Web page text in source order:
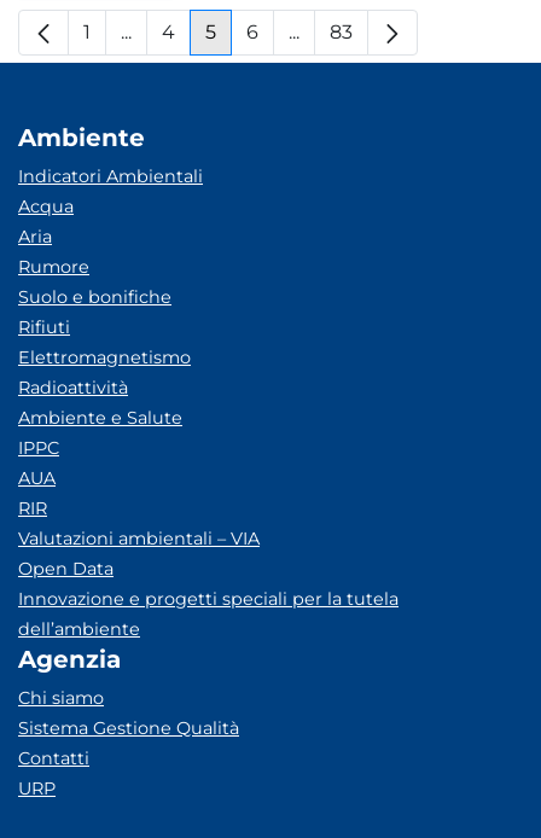
Pagina
1 ...Pagine intermedie
Pagina
4 Pagina
5 Pagina
6 ...Pagine intermedie
Pagina
83
Ambiente
Indicatori Ambientali
Acqua
Aria
Rumore
Suolo e bonifiche
Rifiuti
Elettromagnetismo
Radioattività
Ambiente e Salute
IPPC
AUA
RIR
Valutazioni ambientali – VIA
Open Data
Innovazione e progetti speciali per la tutela
dell’ambiente
Agenzia
Chi siamo
Sistema Gestione Qualità
Contatti
URP